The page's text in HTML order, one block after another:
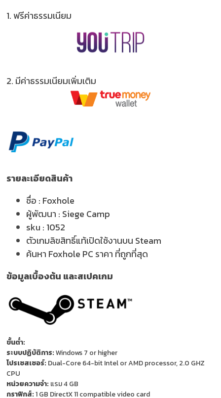
1. ฟรีค่าธรรมเนียม
2. มีค่าธรรมเนียมเพิ่มเติม
รายละเอียดสินค้า
ชื่อ : Foxhole
ผู้พัฒนา : Siege Camp
sku : 1052
ตัวเกมลิขสิทธิ์แท้เปิดใช้งานบน Steam
ค้นหา Foxhole PC ราคา ที่ถูกที่สุด
ข้อมูลเบื้องต้น และสเปคเกม
ขั้นต่ำ:
ระบบปฏิบัติการ:Windows 7 or higher
โปรเซสเซอร์: Dual-Core 64-bit Intel or AMD processor, 2.0 GHZ
CPU
หน่วยความจำ: แรม 4 GB
กราฟิกส์:1 GB DirectX 11 compatible video card